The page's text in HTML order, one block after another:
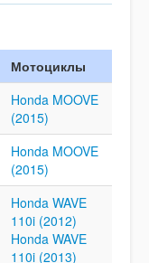
Мотоциклы
Honda MOOVE
(2015)
Honda MOOVE
(2015)
Honda WAVE
110i (2012)
Honda WAVE
110i (2013)